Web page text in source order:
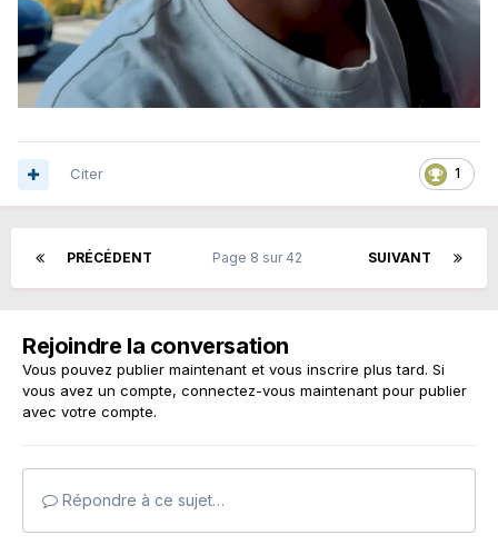
1
Citer
PRÉCÉDENT SUIVANT
Page 8 sur 42
Rejoindre la conversation
Vous pouvez publier maintenant et vous inscrire plus tard. Si
vous avez un compte, connectez-vous maintenant pour publier
avec votre compte.
Répondre à ce sujet…